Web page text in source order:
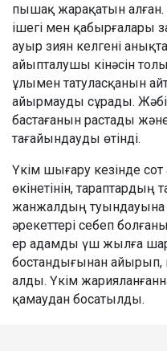
пышақ жарақатын
ішегі мен қабырғалары
ауыр зиян келгені
айыпталушы кінәсін
ұлымен татуласқанын
айырмауды сұрады.
бастағанын растады
тағайындауды өтінді.
Үкім шығару кезінде
өкінетінін, тараптардың
жанжалдың туындауына
әрекеттері себеп
ер адамды үш жылға
бостандығынан айырып,
алды. Үкім
қамаудан босатылды.